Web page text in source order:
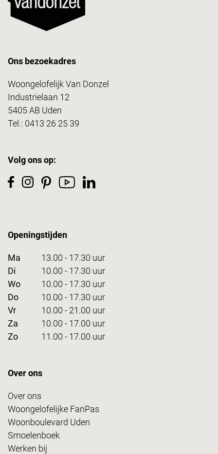
Ons bezoekadres
Woongelofelijk Van Donzel
Industrielaan 12
5405 AB Uden
Tel.: 0413 26 25 39
Volg ons op:
Openingstijden
Ma
13.00 - 17.30 uur
Di
10.00 - 17.30 uur
Wo
10.00 - 17.30 uur
Do
10.00 - 17.30 uur
Vr
10.00 - 21.00 uur
Za
10.00 - 17.00 uur
Zo
11.00 - 17.00 uur
Over ons
Over ons
Woongelofelijke FanPas
Woonboulevard Uden
Smoelenboek
Werken bij